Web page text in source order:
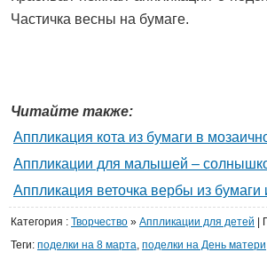
Частичка весны на бумаге.
Читайте также:
Аппликация кота из бумаги в
Аппликации для малышей – солнышко
Аппликация веточка вербы из бумаги
Категория : Творчество » Аппликации для детей
Теги: поделки на 8 марта, поделки на День матери